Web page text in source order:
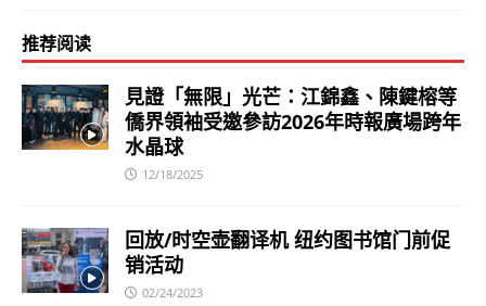
推荐阅读
見證「無限」光芒：江錦鑫、陳鍵榕等
僑界領袖受邀參訪2026年時報廣場跨年
水晶球
12/18/2025
回放/时空壶翻译机 纽约图书馆门前促
销活动
02/24/2023